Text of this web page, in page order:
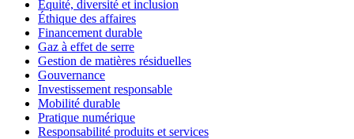
Équité, diversité et inclusion
Éthique des affaires
Financement durable
Gaz à effet de serre
Gestion de matières résiduelles
Gouvernance
Investissement responsable
Mobilité durable
Pratique numérique
Responsabilité produits et services